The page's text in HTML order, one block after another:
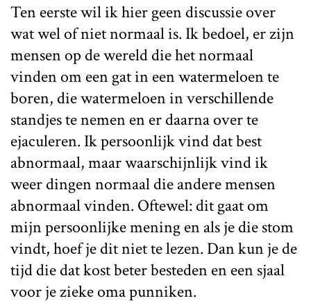
Ten eerste wil ik hier geen discussie over
wat wel of niet normaal is. Ik bedoel, er zijn
mensen op de wereld die het normaal
vinden om een gat in een watermeloen te
boren, die watermeloen in verschillende
standjes te nemen en er daarna over te
ejaculeren. Ik persoonlijk vind dat best
abnormaal, maar waarschijnlijk vind ik
weer dingen normaal die andere mensen
abnormaal vinden. Oftewel: dit gaat om
mijn persoonlijke mening en als je die stom
vindt, hoef je dit niet te lezen. Dan kun je de
tijd die dat kost beter besteden en een sjaal
voor je zieke oma punniken.